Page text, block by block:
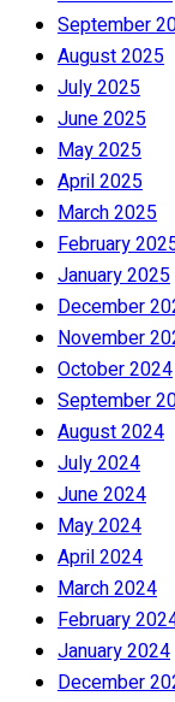
September
August 2025
July 2025
June 2025
May 2025
April 2025
March 2025
February
January 2025
December
November
October 2024
September
August 2024
July 2024
June 2024
May 2024
April 2024
March 2024
February
January 2024
December